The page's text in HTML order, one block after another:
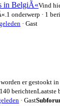
in BelgiÃ«Vind
1 onderwerp · 1
· Gast
er gestookt
berichtenLaatste
· Gast